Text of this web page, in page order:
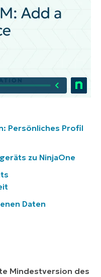
Persönliches Profil
zu NinjaOne
Daten
Mindestversion des